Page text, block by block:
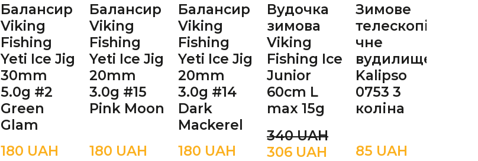
Балансир
Viking
Fishing
Yeti Ice Jig
30mm
5.0g #2
Green
Glam
180 UAН
Балансир
Viking
Fishing
Yeti Ice Jig
20mm
3.0g #15
Pink Moon
180 UAН
Балансир
Viking
Fishing
Yeti Ice Jig
20mm
3.0g #14
Dark
Mackerel
180 UAН
Вудочка
зимова
Viking
Fishing Ice
Junior
60сm L
max 15g
340 UAН
306 UAН
Зимове
телескопі
чне
вудилище
Kalipso
0753 3
коліна
85 UAН